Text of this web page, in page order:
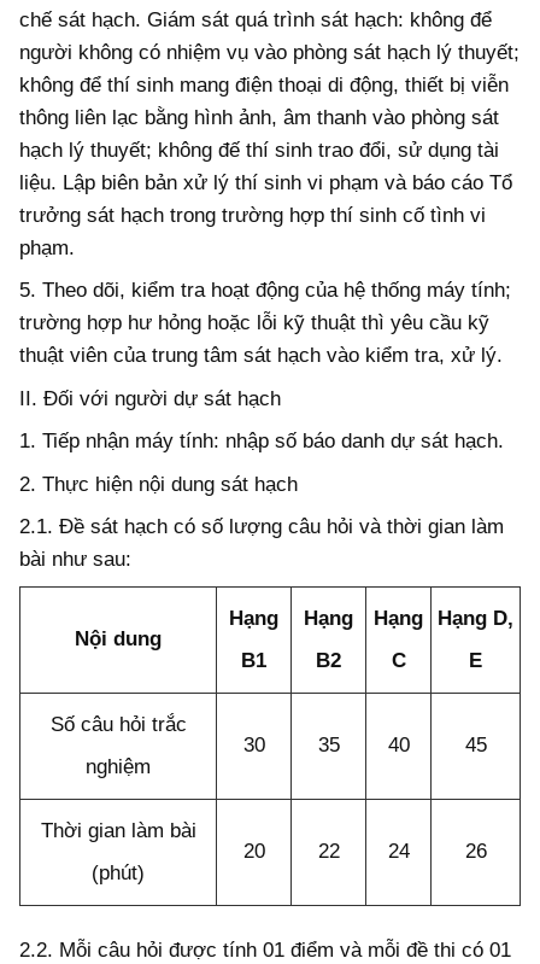
chế sát hạch. Giám sát quá trình sát hạch: không để
người không có nhiệm vụ vào phòng sát hạch lý thuyết;
không để thí sinh mang điện thoại di động, thiết bị viễn
thông liên lạc bằng hình ảnh, âm thanh vào phòng sát
hạch lý thuyết; không đế thí sinh trao đổi, sử dụng tài
liệu. Lập biên bản xử lý thí sinh vi phạm và báo cáo Tổ
trưởng sát hạch trong trường hợp thí sinh cố tình vi
phạm.
5. Theo dõi, kiểm tra hoạt động của hệ thống máy tính;
trường hợp hư hỏng hoặc lỗi kỹ thuật thì yêu cầu kỹ
thuật viên của trung tâm sát hạch vào kiểm tra, xử lý.
II. Đối với người dự sát hạch
1. Tiếp nhận máy tính: nhập số báo danh dự sát hạch.
2. Thực hiện nội dung sát hạch
2.1. Đề sát hạch có số lượng câu hỏi và thời gian làm
bài như sau:
Nội dung
Hạng
B1
Hạng
B2
Hạng
C
Hạng D,
E
Số câu hỏi trắc
nghiệm
30 35 40 45
Thời gian làm bài
(phút)
20 22 24 26
2.2. Mỗi câu hỏi được tính 01 điểm và mỗi đề thi có 01